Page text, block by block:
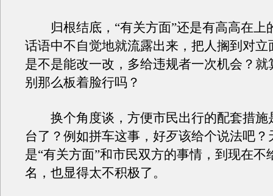
归根结底，“有关方面”还是有高高在上
话语中不自觉地就流露出来，把人搁到对立
是不是能改一改，多给违规者一次机会？就
别那么板着脸行吗？
换个角度谈，方便市民出行的配套措施
台了？例如拼车这事，好歹该给个说法吧？
是“有关方面”和市民双方的事情，到现在不
名，也显得太不积极了。